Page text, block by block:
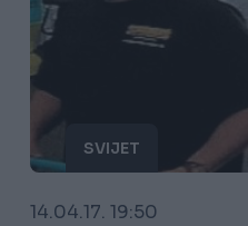
SVIJET
14.04.17. 19:50